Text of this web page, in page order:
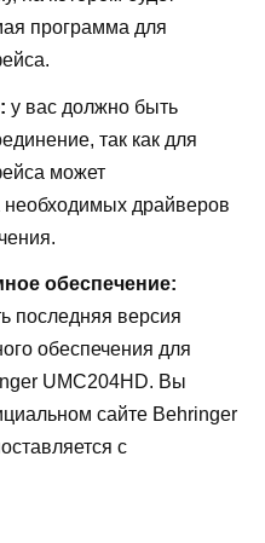
программа для
у вас должно быть
так как для
может
необходимых драйверов
обеспечение:
последняя версия
обеспечения для
UMC204HD. Вы
сайте Behringer
с